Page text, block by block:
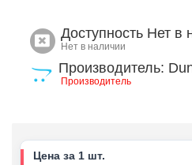
Доступность Нет в
Нет в наличии
Производитель:
Производитель
Цена за 1 шт.